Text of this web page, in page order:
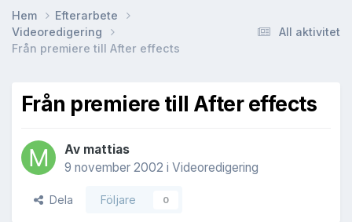
All aktivitet
Hem
Efterarbete
Videoredigering
Från premiere till After effects
Från premiere till After effects
Av mattias
9 november 2002 i Videoredigering
Dela Följare 0